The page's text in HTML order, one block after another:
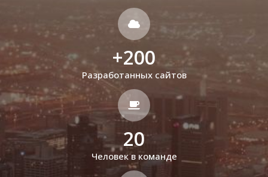
+200
Разработанных сайтов
20
Человек в команде